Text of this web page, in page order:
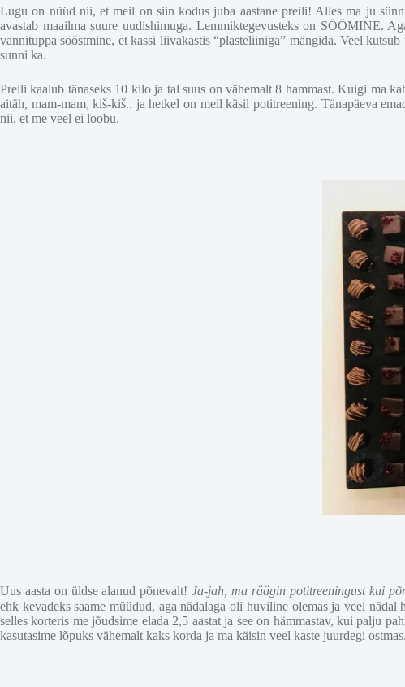
Lugu on nüüd nii, et meil on siin kodus juba aastane preili! Alles ma ju
avastab maailma suure uudishimuga. Lemmiktegevusteks on SÖÖMINE.
vannituppa sööstmine, et kassi liivakastis “plasteliiniga” mängida. Veel
sunni ka.
Preili kaalub tänaseks 10 kilo ja tal suus on vähemalt 8 hammast. Kuigi ma
aitäh, mam-mam, kiš-kiš.. ja hetkel on meil käsil potitreening. Tänapäeva
nii, et me veel ei loobu.
Uus aasta on üldse alanud põnevalt!Ja-jah, ma räägin potitreeningust kui
ehk kevadeks saame müüdud, aga nädalaga oli huviline olemas ja veel
selles korteris me jõudsime elada 2,5 aastat ja see on hämmastav, kui palju
kasutasime lõpuks vähemalt kaks korda ja ma käisin veel kaste juurdegi